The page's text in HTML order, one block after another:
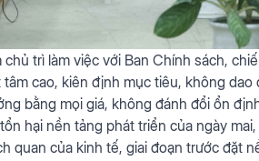
chủ trì làm việc với Ban Chính sách,
cao, kiên định mục tiêu, không
bằng mọi giá, không đánh đổi ổn
hại nền tảng phát triển của ngày
quan của kinh tế, giai đoạn trước đặt